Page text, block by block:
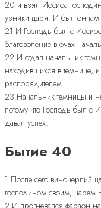
20 и взял Иосифа
узники царя. И был он там
21 И Господь был с
благоволение в очах
22 И отдал начальник
находившихся в темнице,
распорядителем.
23 Начальник темницы и
потому что Господь был с
давал успех.
Бытие 40
1 После сего виночерпий
господином своим, царем
2 И прогневался фараон